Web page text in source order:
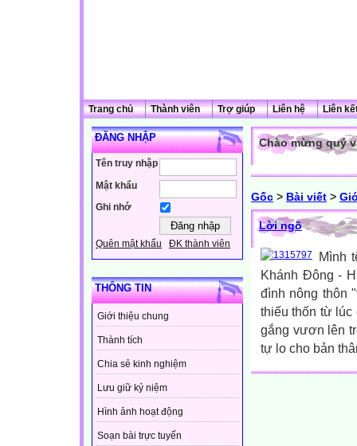
Trang chủ Thành viên Trợ giúp Liên hệ Liên
ĐĂNG NHẬP
Tên truy nhập
Mật khẩu
Ghi nhớ
Quên mật khẩu ĐK thành viên
THÔNG TIN
Giới thiệu chung
Thành tích
Chia sẻ kinh nghiệm
Lưu giữ kỷ niệm
Hình ảnh hoạt động
Soạn bài trực tuyến
Chào mừng quý
Gốc > Bài viết >
Lời ngõ
Mình
Khánh Đông -
đình nông thôn
thiếu thốn từ lúc
gắng vươn lên
tự lo cho bản